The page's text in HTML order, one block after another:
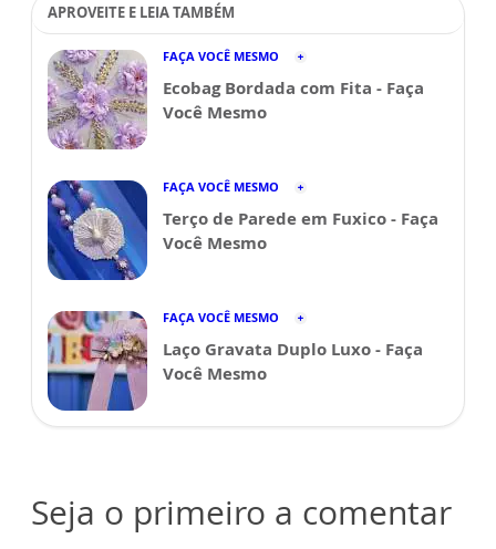
APROVEITE E LEIA TAMBÉM
FAÇA VOCÊ MESMO
Ecobag Bordada com Fita - Faça
Você Mesmo
FAÇA VOCÊ MESMO
Terço de Parede em Fuxico - Faça
Você Mesmo
FAÇA VOCÊ MESMO
Laço Gravata Duplo Luxo - Faça
Você Mesmo
Seja o primeiro a comentar